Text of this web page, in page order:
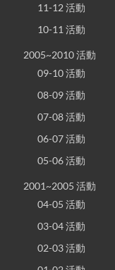
11-12 活動
10-11 活動
2005~2010 活動
09-10 活動
08-09 活動
07-08 活動
06-07 活動
05-06 活動
2001~2005 活動
04-05 活動
03-04 活動
02-03 活動